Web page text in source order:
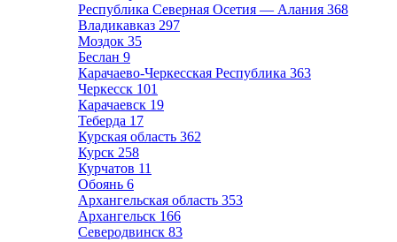
Республика Северная Осетия — Алания 368
Владикавказ 297
Моздок 35
Беслан 9
Карачаево-Черкесская Республика 363
Черкесск 101
Карачаевск 19
Теберда 17
Курская область 362
Курск 258
Курчатов 11
Обоянь 6
Архангельская область 353
Архангельск 166
Северодвинск 83